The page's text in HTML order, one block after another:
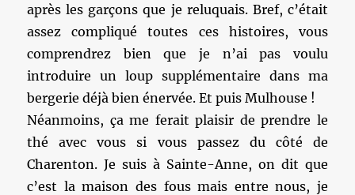
après les garçons que je reluquais. Bref, c’était
assez compliqué toutes ces histoires, vous
comprendrez bien que je n’ai pas voulu
introduire un loup supplémentaire dans ma
bergerie déjà bien énervée. Et puis Mulhouse !
Néanmoins, ça me ferait plaisir de prendre le
thé avec vous si vous passez du côté de
Charenton. Je suis à Sainte-Anne, on dit que
c’est la maison des fous mais entre nous, je